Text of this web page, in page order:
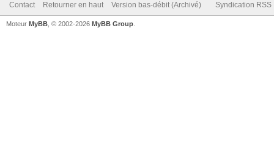
Contact Retourner en haut Version bas-débit (Archivé) Syndication RSS
Moteur MyBB , © 2002-2026 MyBB Group